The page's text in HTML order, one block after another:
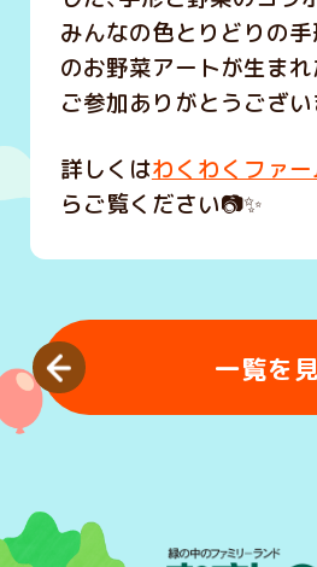
みんなの色とりどりの
のお野菜アートが生ま
ご参加ありがとうござい
詳しくはわくわくファ
らご覧ください📷✨
一覧を